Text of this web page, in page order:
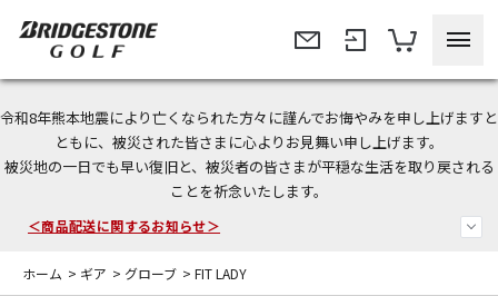
令和8年熊本地震により亡くなられた方々に謹んでお悔やみを申し上げますと
ともに、被災された皆さまに心よりお見舞い申し上げます。
被災地の一日でも早い復旧と、被災者の皆さまが平穏な生活を取り戻される
ことを祈念いたします。
＜夏季休暇中のご注文・発送・お問い合わせ＞
今なら新規会員登録で1,000円OFFクーポンプレゼント！
＜商品配送に関するお知らせ＞
ホーム > ギア > グローブ > FIT LADY